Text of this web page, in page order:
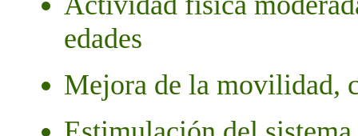
edades
Mejora de la movilidad,